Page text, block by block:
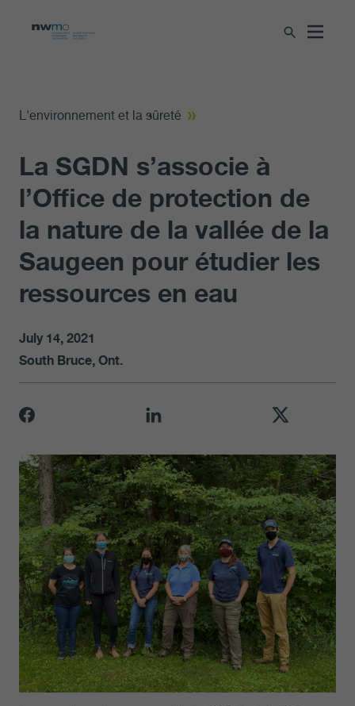
L'environnement et la sûreté
La SGDN s’associe à
l’Office de protection de
la nature de la vallée de la
Saugeen pour étudier les
ressources en eau
July 14, 2021
South Bruce, Ont.